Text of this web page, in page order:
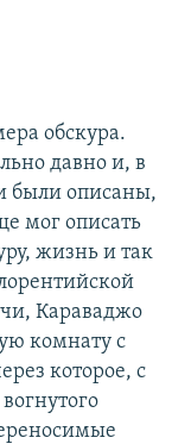
обскура.
давно и, в
были описаны,
мог описать
жизнь и так
Караваджо
комнату с
которое, с